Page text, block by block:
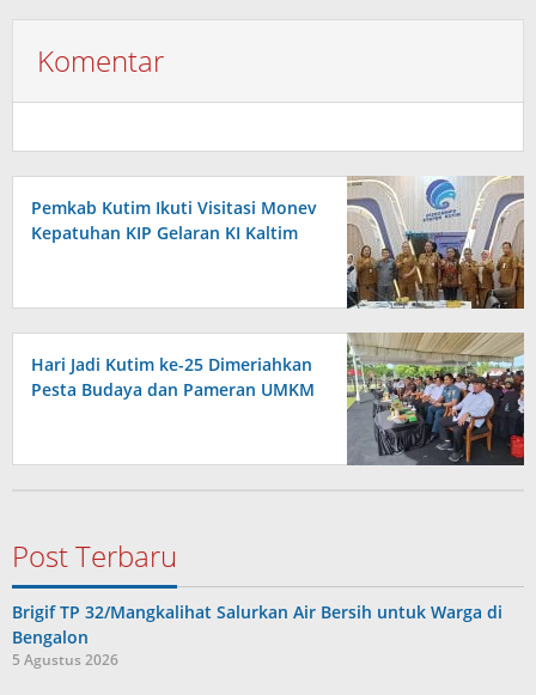
Komentar
Pemkab Kutim Ikuti Visitasi Monev
Kepatuhan KIP Gelaran KI Kaltim
Hari Jadi Kutim ke-25 Dimeriahkan
Pesta Budaya dan Pameran UMKM
Post Terbaru
Brigif TP 32/Mangkalihat Salurkan Air Bersih untuk Warga di
Bengalon
5 Agustus 2026